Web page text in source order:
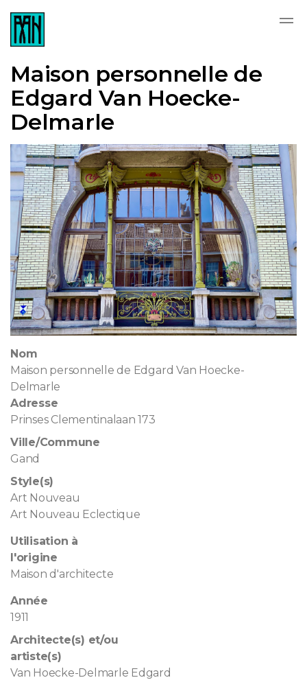
Maison personnelle de
Edgard Van Hoecke-
Delmarle
Nom
Maison personnelle de Edgard Van Hoecke-
Delmarle
Adresse
Prinses Clementinalaan 173
Ville/Commune
Gand
Style(s)
Art Nouveau
Art Nouveau Eclectique
Utilisation à
l'origine
Maison d'architecte
Année
1911
Architecte(s) et/ou
artiste(s)
Van Hoecke-Delmarle Edgard